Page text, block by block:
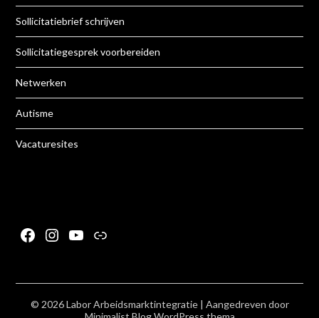
Sollicitatiebrief schrijven
Sollicitatiegesprek voorbereiden
Netwerken
Autisme
Vacaturesites
Facebook
Instagram
YouTube
Link
© 2026 Labor Arbeidsmarktintegratie | Aangedreven door